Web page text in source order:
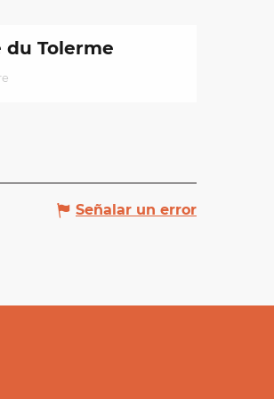
du Tolerme
Señalar un error